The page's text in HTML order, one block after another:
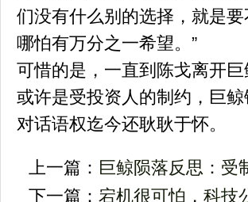
们没有什么别的选择，就是
哪怕有万分之一希望。”
可惜的是，一直到陈戈离开
或许是受投资人的制约，巨
对话语权迄今还耿耿于怀。
上一篇： 巨鲸陨落反思：受
下一篇： 宕机很可怕，科技